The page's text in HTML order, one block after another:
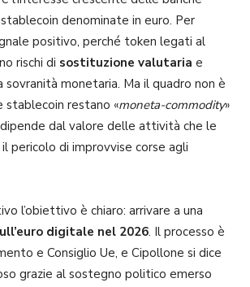
denominate in euro. Per
positivo, perché token legati al
rischi di sostituzione valutaria e
sovranità monetaria. Ma il quadro non è
stablecoin restano «moneta-commodity»
dal valore delle attività che le
pericolo di improvvise corse agli
l’obiettivo è chiaro: arrivare a una
digitale nel 2026. Il processo è
e Consiglio Ue, e Cipollone si dice
grazie al sostegno politico emerso